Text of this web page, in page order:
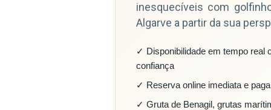
inesquecíveis com
Algarve a partir da sua
✓ Disponibilidade em tempo real
confiança
✓ Reserva online imediata e
✓ Gruta de Benagil, grutas